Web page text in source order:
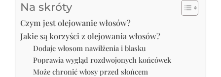
Na skróty
Czym jest olejowanie włosów?
Jakie są korzyści z olejowania włosów?
Dodaje włosom nawilżenia i blasku
Poprawia wygląd rozdwojonych końcówek
Może chronić włosy przed słońcem